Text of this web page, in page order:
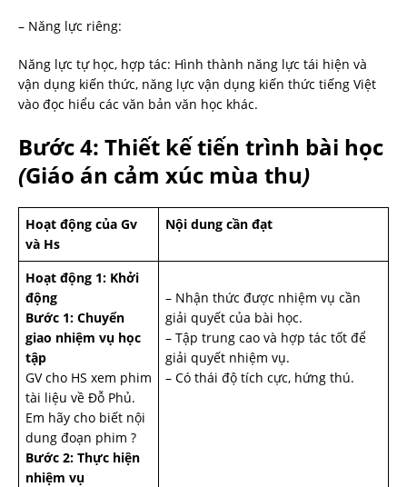
– Năng lực riêng:
Năng lực tự học, hợp tác: Hình thành năng lực tái hiện và
vận dụng kiến thức, năng lực vận dụng kiến thức tiếng Việt
vào đọc hiểu các văn bản văn học khác.
Bước 4: Thiết kế tiến trình bài học
(Giáo án cảm xúc mùa thu)
Hoạt động của Gv
và Hs
Nội dung cần đạt
Hoạt động 1: Khởi
động
Bước 1: Chuyển
giao nhiệm vụ học
tập
GV cho HS xem phim
tài liệu về Đỗ Phủ.
Em hãy cho biết nội
dung đoạn phim ?
Bước 2: Thực hiện
nhiệm vụ
– Nhận thức được nhiệm vụ cần
giải quyết của bài học.
– Tập trung cao và hợp tác tốt để
giải quyết nhiệm vụ.
– Có thái độ tích cực, hứng thú.